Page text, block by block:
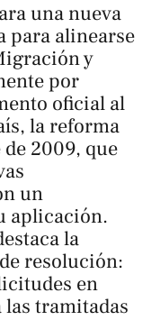
una nueva
para alinearse
y
por
oficial al
, la reforma
2009, que
un
aplicación.
la
resolución:
en
las tramitadas